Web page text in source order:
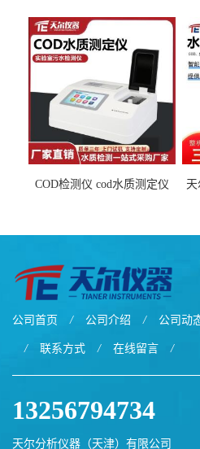
COD检测仪 cod水质测定仪
公司首页 / 公司介绍 / 公司动
/ 联系方式 / 在线留言 /
13256794734
天尔分析仪器（天津）有限公司